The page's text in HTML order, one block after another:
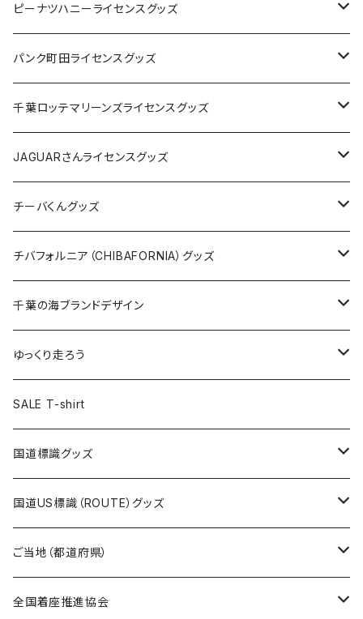
キャップ
ステッカー
缶バッジ
ホテルキーホルダー
ステッカー
缶バッジ
アクリルキーホルダー
ホテルキーホルダー
クリアファイル
Tシャツ
キャップ
トートバッグ
ランチバッグ
エコバッグ
ピーナツハニーライセンスグッズ
Tシャツ
キャップ
バッグ
ステッカー
缶バッジ
キーホルダー
クリアファイル
パンク町田ライセンスグッズ
Tシャツ
キャップ
バッグ
ステッカー
缶バッジ
キーホルダー
クリアファイル
千葉ロッテマリーンズライセンスグッズ
ステッカー
ステッカー
ステッカー大
缶バッジ
缶バッジ32mm
缶バッジ54mm
エコバッグ
JAGUARさんコラボグッズ
Tシャツ
ステッカー
サコッシュ
ホテルキーホルダー
モーテルキーホルダー
トートバッグ
JAGUARさんライセンスグッズ
Tシャツ
ステッカー
缶バッジ
クリアファイル
マスク
エコバッグ
千葉ロッテマリーンズコラボ
チーバくんグッズ
Tシャツ
キャップ
エコバッグ
ステッカー
モーテルキーホルダー
ホテルキーホルダー
トートバッグ
チバフォルニア（CHIBAFORNIA）グッズ
Tシャツ
キャップ
ステッカー
ホテルキーホルダー
千葉の海ブランドデザイン
Tシャツ
キャップ
ステッカー
ゆっくり走ろう
Tシャツ
ステッカー
ホテルキーホルダー
SALE T-shirt
国道標識グッズ
ステッカー
国道0～99号線
国道100～199号線
Tシャツ
キャップ
国道US標識（ROUTE）グッズ
ステッカー
ROUTE 0～99号線
Tシャツ
ご当地（都道府県）
北海道
全国着座推進協会